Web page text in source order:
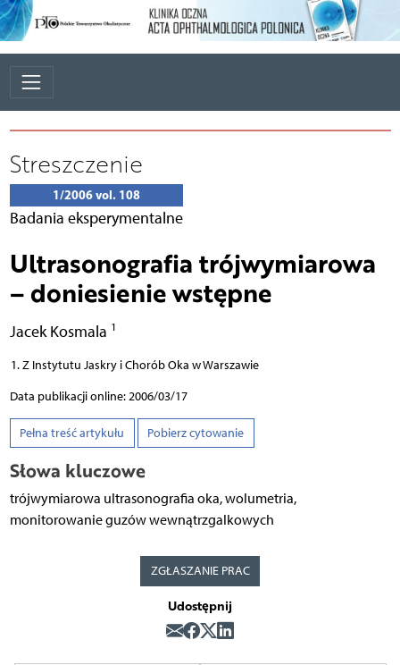
Streszczenie
1/2006 vol. 108
Badania eksperymentalne
Ultrasonografia trójwymiarowa
– doniesienie wstępne
Jacek Kosmala 1
Z Instytutu Jaskry i Chorób Oka w Warszawie
Data publikacji online: 2006/03/17
Pełna treść artykułu Pobierz cytowanie
Słowa kluczowe
trójwymiarowa ultrasonografia oka, wolumetria,
monitorowanie guzów wewnątrzgalkowych
ZGŁASZANIE PRAC
Udostępnij